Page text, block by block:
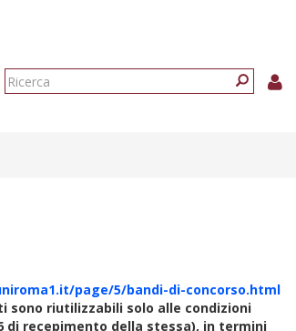
Form
page/5/bandi-di-concorso.html
sono riutilizzabili solo alle condizioni
di recepimento della stessa), in termini